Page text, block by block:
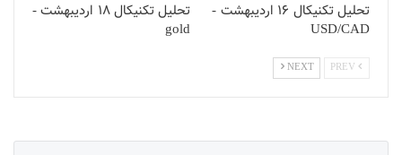
تحلیل تکنیکال 18 اردیبهشت -
gold
تحلیل تکنیکال 16 اردیبهشت -
USD/CAD
NEXT